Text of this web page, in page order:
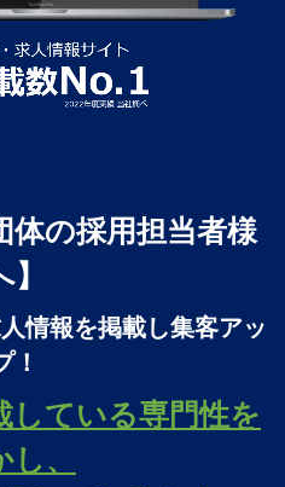
体の採用担当者様
】
情報を掲載し集客アッ
！
している専門性を
、